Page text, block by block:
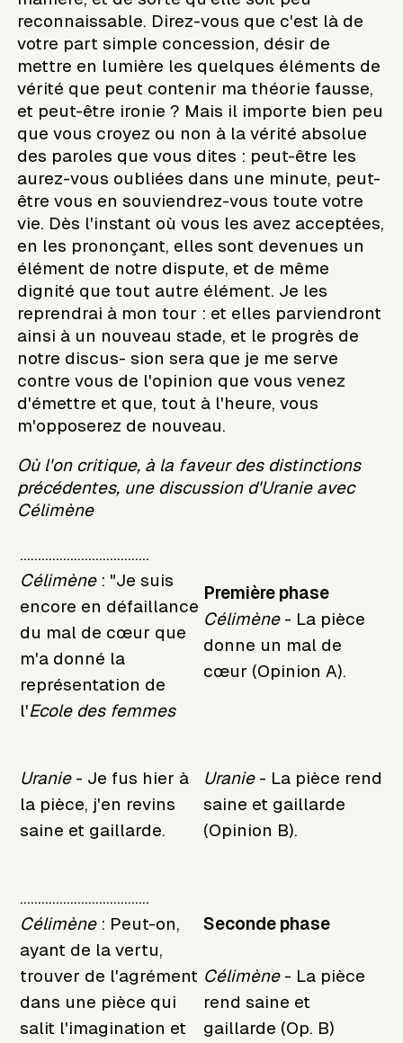
reconnaissable. Direz-vous que c'est là de
votre part simple concession, désir de
mettre en lumière les quelques éléments de
vérité que peut contenir ma théorie fausse,
et peut-être ironie ? Mais il importe bien peu
que vous croyez ou non à la vérité absolue
des paroles que vous dites : peut-être les
aurez-vous oubliées dans une minute, peut-
être vous en souviendrez-vous toute votre
vie. Dès l'instant où vous les avez acceptées,
en les prononçant, elles sont devenues un
élément de notre dispute, et de même
dignité que tout autre élément. Je les
reprendrai à mon tour : et elles parviendront
ainsi à un nouveau stade, et le progrès de
notre discus- sion sera que je me serve
contre vous de l'opinion que vous venez
d'émettre et que, tout à l'heure, vous
m'opposerez de nouveau.
Où l'on critique, à la faveur des distinctions
précédentes, une discussion d'Uranie avec
Célimène
....................................
Célimène: "Je suis
encore en défaillance
du mal de cœur que
m'a donné la
représentation de
l'Ecole des femmes
Première phase
Célimène- La pièce
donne un mal de
cœur (Opinion A).
Uranie- Je fus hier à
la pièce, j'en revins
saine et gaillarde.
Uranie- La pièce rend
saine et gaillarde
(Opinion B).
....................................
Célimène: Peut-on,
ayant de la vertu,
trouver de l'agrément
dans une pièce qui
salit l'imagination et
Seconde phase
Célimène- La pièce
rend saine et
gaillarde (Op. B)